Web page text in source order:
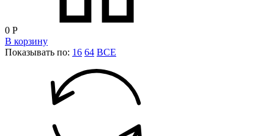
0 Р
В корзину
Показывать по: 16 64 ВСЕ